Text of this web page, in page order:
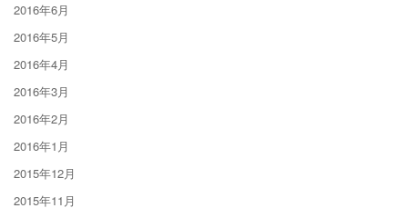
2016年6月
2016年5月
2016年4月
2016年3月
2016年2月
2016年1月
2015年12月
2015年11月